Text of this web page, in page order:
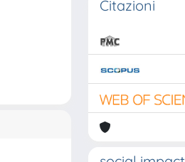
Citazioni